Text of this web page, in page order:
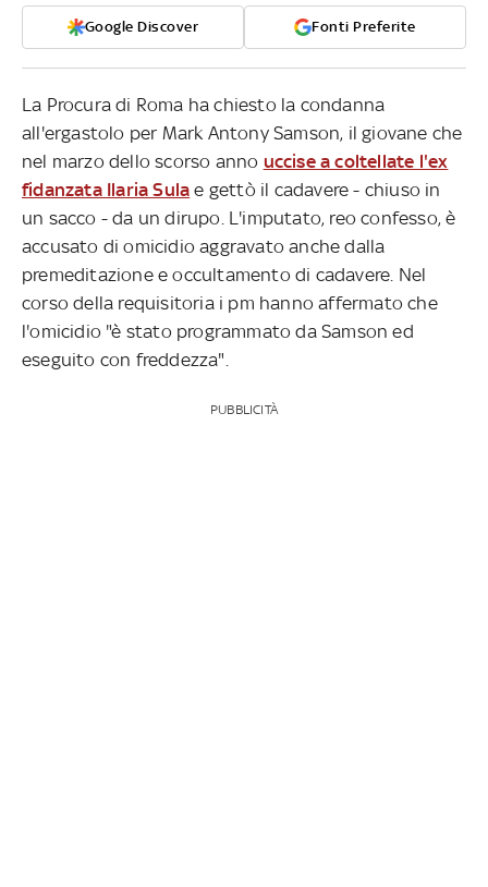
Google Discover Fonti Preferite
La Procura di Roma ha chiesto la condanna
all'ergastolo per Mark Antony Samson, il giovane che
nel marzo dello scorso anno uccise a coltellate l'ex
fidanzata Ilaria Sula e gettò il cadavere - chiuso in
un sacco - da un dirupo. L'imputato, reo confesso, è
accusato di omicidio aggravato anche dalla
premeditazione e occultamento di cadavere. Nel
corso della requisitoria i pm hanno affermato che
l'omicidio "è stato programmato da Samson ed
eseguito con freddezza".
PUBBLICITÀ